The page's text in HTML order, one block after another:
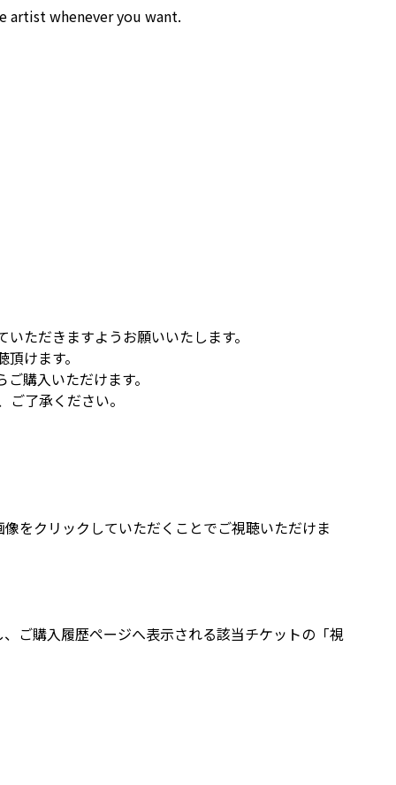
artist whenever you want.
ただきますようお願いいたします。
けます。
購入いただけます。
了承ください。
をクリックしていただくことでご視聴いただけま
ご購入履歴ページへ表示される該当チケットの「視